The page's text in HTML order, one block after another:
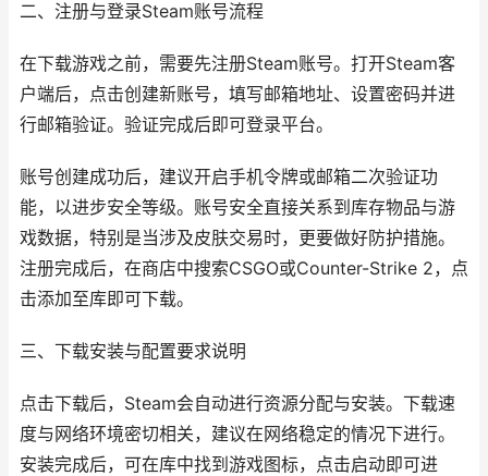
二、注册与登录Steam账号流程
在下载游戏之前，需要先注册Steam账号。打开Steam客
户端后，点击创建新账号，填写邮箱地址、设置密码并进
行邮箱验证。验证完成后即可登录平台。
账号创建成功后，建议开启手机令牌或邮箱二次验证功
能，以进步安全等级。账号安全直接关系到库存物品与游
戏数据，特别是当涉及皮肤交易时，更要做好防护措施。
注册完成后，在商店中搜索CSGO或Counter-Strike 2，点
击添加至库即可下载。
三、下载安装与配置要求说明
点击下载后，Steam会自动进行资源分配与安装。下载速
度与网络环境密切相关，建议在网络稳定的情况下进行。
安装完成后，可在库中找到游戏图标，点击启动即可进